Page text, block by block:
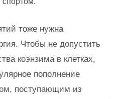
тоже нужна
Чтобы не допустить
коэнзима в клетках,
пополнение
поступающим из